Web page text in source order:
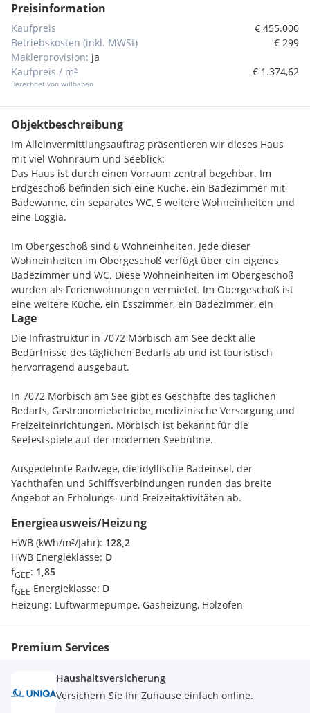
Preisinformation
Kaufpreis
€ 455.000
Betriebskosten (inkl. MWSt)
€ 299
Maklerprovision: ja
Kaufpreis / m²
Berechnet von willhaben
€ 1.374,62
Objektbeschreibung
Im Alleinvermittlungsauftrag präsentieren wir dieses Haus
mit viel Wohnraum und Seeblick:
Das Haus ist durch einen Vorraum zentral begehbar. Im
Erdgeschoß befinden sich eine Küche, ein Badezimmer mit
Badewanne, ein separates WC, 5 weitere Wohneinheiten und
eine Loggia.
Im Obergeschoß sind 6 Wohneinheiten. Jede dieser
Wohneinheiten im Obergeschoß verfügt über ein eigenes
Badezimmer und WC. Diese Wohneinheiten im Obergeschoß
wurden als Ferienwohnungen vermietet. Im Obergeschoß ist
eine weitere Küche, ein Esszimmer, ein Badezimmer, ein
weiteres WC sowie eine Terrasse. Der Boden ist Laminat
Boden. Die Fenster sind zum Teil Kunststoff-Fenster. Die
Beheizung erfolgt mittels Luftwärmepumpe und Gasheizung.
Weiters sind auf dem Grundstück Kfz Stellplätze und eine
Garage vorhanden. Das Haus ist teilunterkellert. Auf Grund
der Aufteilung der Wohneinheiten eignet sich diese
Immobilie auch zur touristischen Vermietung.
Der Quadratmeter Preis in der Höhe von 1.375,-€, bezogen
auf die Wohnfläche, ist verhältnismäßig günstig.
Lage
Die Infrastruktur in 7072 Mörbisch am See deckt alle
Bedürfnisse des täglichen Bedarfs ab und ist touristisch
hervorragend ausgebaut.
In 7072 Mörbisch am See gibt es Geschäfte des täglichen
Bedarfs, Gastronomiebetriebe, medizinische Versorgung und
Freizeiteinrichtungen. Mörbisch ist bekannt für die
Seefestspiele auf der modernen Seebühne.
Ausgedehnte Radwege, die idyllische Badeinsel, der
Yachthafen und Schiffsverbindungen runden das breite
Angebot an Erholungs- und Freizeitaktivitäten ab.
Die Landeshauptstadt Eisenstadt ist ca. 17 Fahrminuten mit
dem Auto entfernt. Wien ist in ca. 50 Fahrminuten zu
erreichen.
Energieausweis/Heizung
HWB (kWh/m²/Jahr): 128,2
HWB Energieklasse: D
fGEE: 1,85
fGEE Energieklasse: D
Heizung: Luftwärmepumpe, Gasheizung, Holzofen
Premium Services
Haushaltsversicherung
Versichern Sie Ihr Zuhause einfach online.